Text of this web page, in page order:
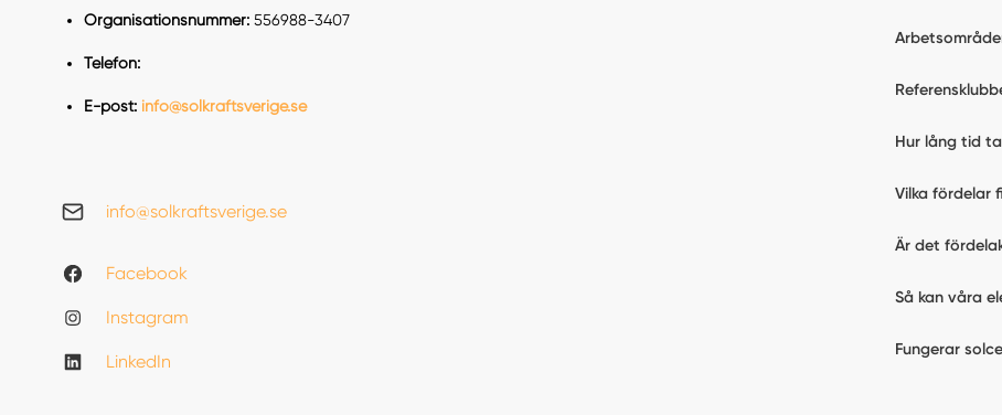
Organisationsnummer: 556988-3407
Telefon:
E-post: info@solkraftsverige.se
info@solkraftsverige.se
Facebook
Instagram
LinkedIn
Hur lång tid
Vilka fördelar
Är det
Så kan våra
Fungerar